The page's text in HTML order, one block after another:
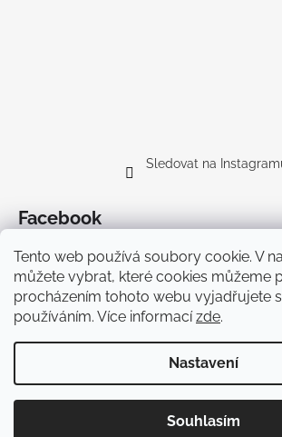
Tento web používá soubory cookie. V
můžete vybrat, které cookies můžeme
procházením tohoto webu vyjadřujete
používáním. Více informacízde.
Nastavení
Souhlasím
Sledovat na
Facebook
Doprava
Copyright 2026Cyklodesign. Všechna
Upravit nastavení cookies